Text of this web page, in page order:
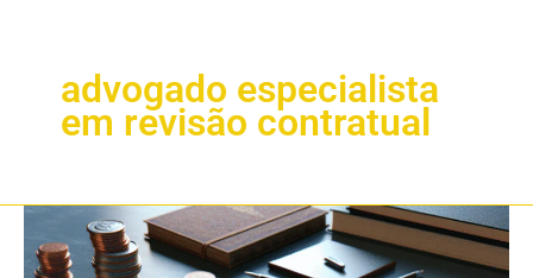
advogado especialista
em revisão contratual
A
Importância